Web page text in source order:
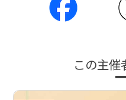
この主催